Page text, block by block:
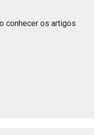
conhecer os artigos